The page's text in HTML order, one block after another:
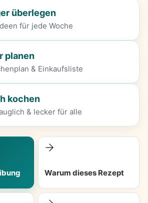
überlegen
für jede Woche
planen
& Einkaufsliste
kochen
& lecker für alle
Warum dieses Rezept